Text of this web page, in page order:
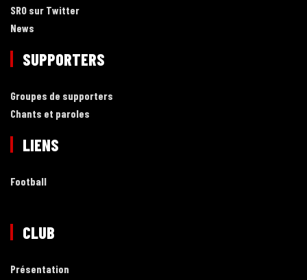
SRO sur Twitter
News
SUPPORTERS
Groupes de supporters
Chants et paroles
LIENS
Football
CLUB
Présentation